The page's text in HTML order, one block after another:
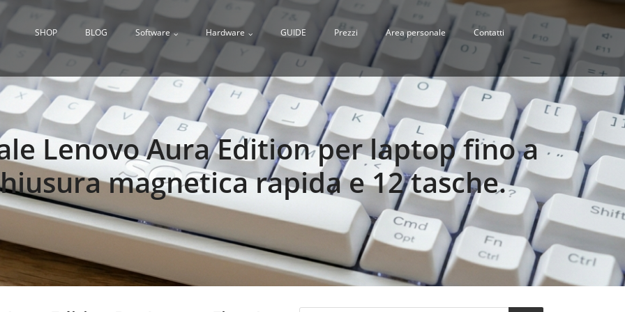
SHOP BLOG Software Hardware GUIDE Prezzi Area personale Contatti
Lenovo Aura Edition per laptop fino a
magnetica rapida e 12 tasche.